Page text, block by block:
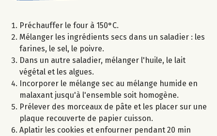
Préchauffer le four à 150°C.
Mélanger les ingrédients secs dans un saladier : les
farines, le sel, le poivre.
Dans un autre saladier, mélanger l'huile, le lait
végétal et les algues.
Incorporer le mélange sec au mélange humide en
malaxant jusqu'à l'ensemble soit homogène.
Prélever des morceaux de pâte et les placer sur une
plaque recouverte de papier cuisson.
Aplatir les cookies et enfourner pendant 20 min